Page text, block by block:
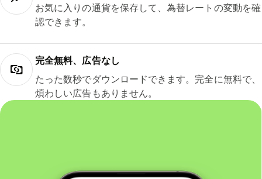
お気に入りの通貨を保存して、為替レートの変動を確
認できます。
完全無料、広告なし
たった数秒でダウンロードできます。完全に無料で、
煩わしい広告もありません。